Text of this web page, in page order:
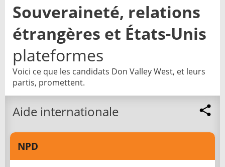
Souveraineté, relations
étrangères et États-Unis
plateformes
Voici ce que les candidats Don Valley West, et leurs
partis, promettent.
Aide internationale
NPD